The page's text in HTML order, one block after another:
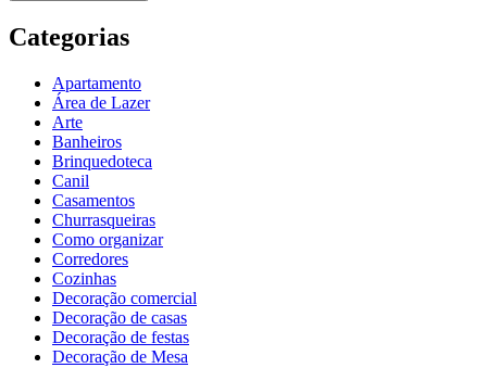
Categorias
Apartamento
Área de Lazer
Arte
Banheiros
Brinquedoteca
Canil
Casamentos
Churrasqueiras
Como organizar
Corredores
Cozinhas
Decoração comercial
Decoração de casas
Decoração de festas
Decoração de Mesa